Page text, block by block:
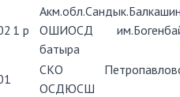
1 р
ОШИОСД
батыра
СКО
ОСДЮСШ